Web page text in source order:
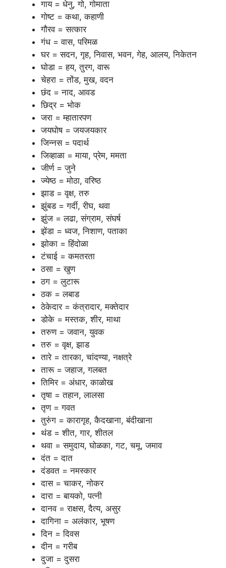
गाय = धेनु, गो, गोमाता
गोष्ट = कथा, कहाणी
गौरव = सत्कार
गंध = वास, परिमळ
घर = सदन, गृह, निवास, भवन, गेह, आलय, निकेतन
घोडा = हय, तुरग, वारू
चेहरा = तोंड, मुख, वदन
छंद = नाद, आवड
छिद्र = भोक
जरा = म्हातारपण
जयघोष = जयजयकार
जिन्नस = पदार्थ
जिव्हाळा = माया, प्रेम, ममता
जीर्ण = जुने
ज्येष्ठ = मोठा, वरिष्ठ
झाड = वृक्ष, तरु
झुंबड = गर्दी, रीघ, थवा
झुंज = लढा, संग्राम, संघर्ष
झेंडा = ध्वज, निशाण, पताका
झोका = हिंदोळा
टंचाई = कमतरता
ठसा = खुण
ठग = लुटारू
ठक = लबाड
ठेकेदार = कंत्रादार, मक्तेदार
डोके = मस्तक, शीर, माथा
तरुण = जवान, युवक
तरु = वृक्ष, झाड
तारे = तारका, चांदण्या, नक्षत्रे
तारू = जहाज, गलबत
तिमिर = अंधार, काळोख
तृषा = तहान, लालसा
तृण = गवत
तुरुंग = कारागृह, कैदखाना, बंदीखाना
थंड = शीत, गार, शीतल
थवा = समुदाय, घोळका, गट, चमू, जमाव
दंत = दात
दंडवत = नमस्कार
दास = चाकर, नोकर
दारा = बायको, पत्नी
दानव = राक्षस, दैत्य, असुर
दागिना = अलंकार, भूषण
दिन = दिवस
दीन = गरीब
दुजा = दुसरा